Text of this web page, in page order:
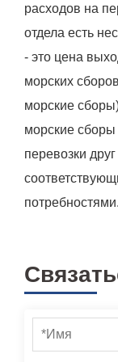
расходов на
отдела есть
- это цена
морских
морские
морские
перевозки
потребностями.